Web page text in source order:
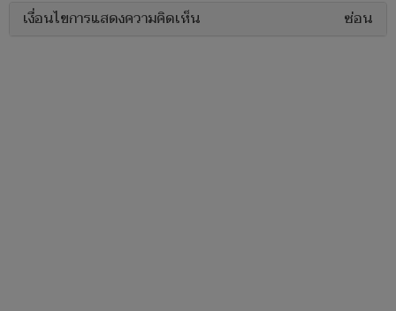
เงื่อนไขการแสดงความคิดเห็น ซ่อน